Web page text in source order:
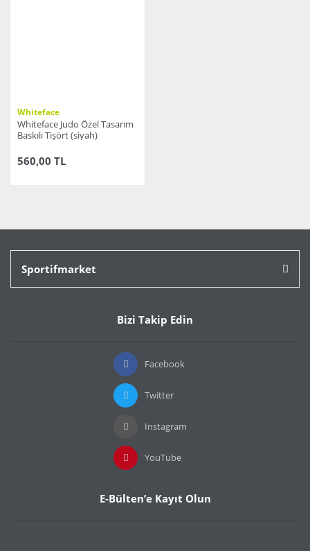
Whiteface
Whiteface Judo Özel Tasarım
Baskılı Tişört (siyah)
560,00 TL
Sportifmarket
Bizi Takip Edin
Facebook
Twitter
Instagram
YouTube
E-Bülten’e Kayıt Olun